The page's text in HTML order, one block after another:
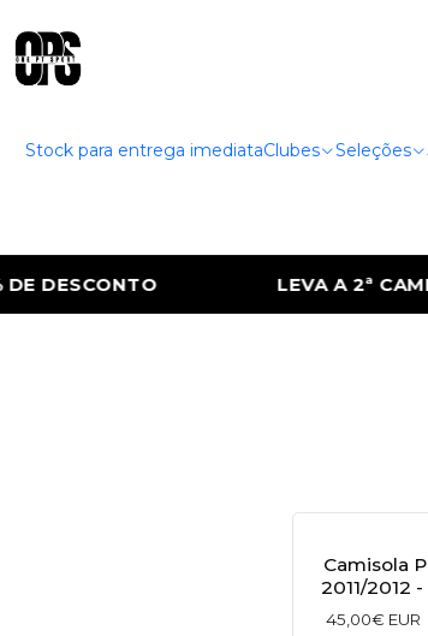
Stock para entrega imediataClubes Seleções
DESCONTO LEVA A 2ª
Camisola
2011/2012
45,00€ EUR